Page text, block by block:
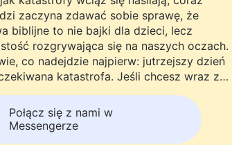
zaczyna zdawać sobie sprawę, że
biblijne to nie bajki dla dzieci, lecz
rozgrywająca się na naszych oczach.
co nadejdzie najpierw: jutrzejszy dzień
katastrofa. Jeśli chcesz wraz z
powrót Pana i znaleźć
pod Bożą ochroną, kliknij
lub Messengera, aby dołączyć do
studyjnej. Nie odkładaj tego do jutra.
Połącz się z nami w
Messengerze